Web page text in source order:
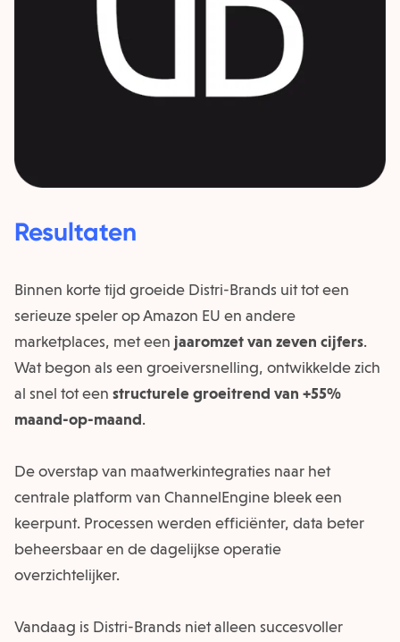
Resultaten
Binnen korte tijd groeide Distri-Brands uit tot een
serieuze speler op Amazon EU en andere
marketplaces, met een jaaromzet van zeven cijfers.
Wat begon als een groeiversnelling, ontwikkelde zich
al snel tot een structurele groeitrend van +55%
maand-op-maand.
De overstap van maatwerk­integraties naar het
centrale platform van ChannelEngine bleek een
keerpunt. Processen werden efficiënter, data beter
beheersbaar en de dagelijkse operatie
overzichtelijker.
Vandaag is Distri-Brands niet alleen succesvoller